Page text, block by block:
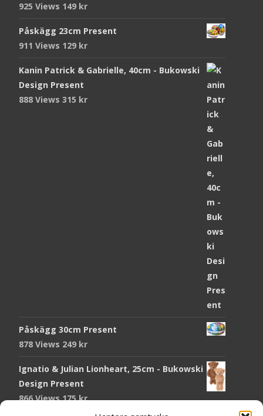
925 Views 149 kr
Påskägg 23cm Present
911 Views 129 kr
Kanin Patrick & Gabrielle, 40cm - Bukowski
Design Present
888 Views 315 kr
Påskägg 30cm Present
878 Views 249 kr
Ignatio & Julian Lionheart, 25cm - Bukowski
Design Present
866 Views175kr